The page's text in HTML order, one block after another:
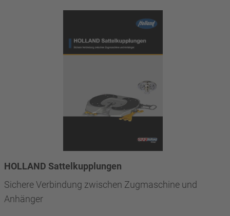
HOLLAND Sattelkupplungen
Sichere Verbindung zwischen Zugmaschine und
Anhänger